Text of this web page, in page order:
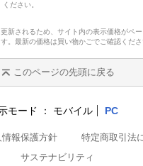
ください。
新されるため、サイト内の表示価格がペ
。最新の価格は買い物かごでご確認くださ
このページの先頭に戻る
モード モバイル PC
情報保護方針
特定商取引法
サステナビリティ